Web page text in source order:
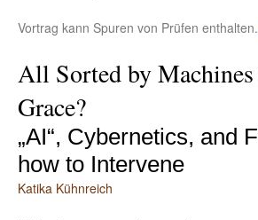
Vortrag kann Spuren von Prüfen enthalten.
All Sorted by
Grace?
„AI“, Cybernetics, and
how to Intervene
Katika Kühnreich